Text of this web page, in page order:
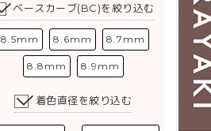
ベースカーブ(BC)を絞り込む
8.5mm 8.6mm 8.7mm
8.8mm 8.9mm
着色直径を絞り込む